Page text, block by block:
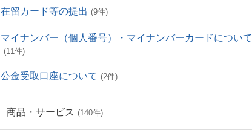
在留カード等の提出 (9件)
マイナンバー（個人番号）・マイナンバーカードについて
(11件)
公金受取口座について (2件)
商品・サービス (140件)